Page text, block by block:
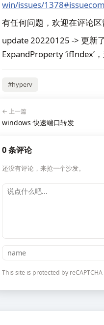
win/issues/
有任何问题，欢迎在评论区
update 20220125 -> 更新
ExpandProperty ‘ifIndex’
#hyperv
← 上一篇
windows 快速端口转发
0 条评论
还没有评论，来抢一个沙发。
This site is protected by